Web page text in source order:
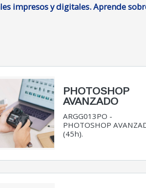
impresos y digitales. Aprende
PHOTOSHOP
AVANZADO
ARGG013PO -
PHOTOSHOP
(45h).